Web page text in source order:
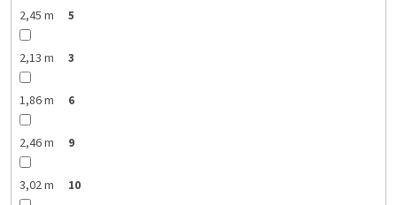
2,45 m 5
2,13 m 3
1,86 m 6
2,46 m 9
3,02 m 10